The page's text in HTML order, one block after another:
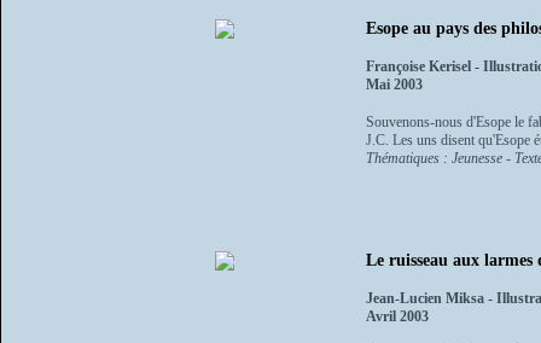
Esope au pays des
Françoise Kerisel -
Mai 2003
Souvenons-nous d'Esope le
J.C. Les uns disent qu'Esope
Thématiques : Jeunesse -
Le ruisseau aux
Jean-Lucien Miksa -
Avril 2003